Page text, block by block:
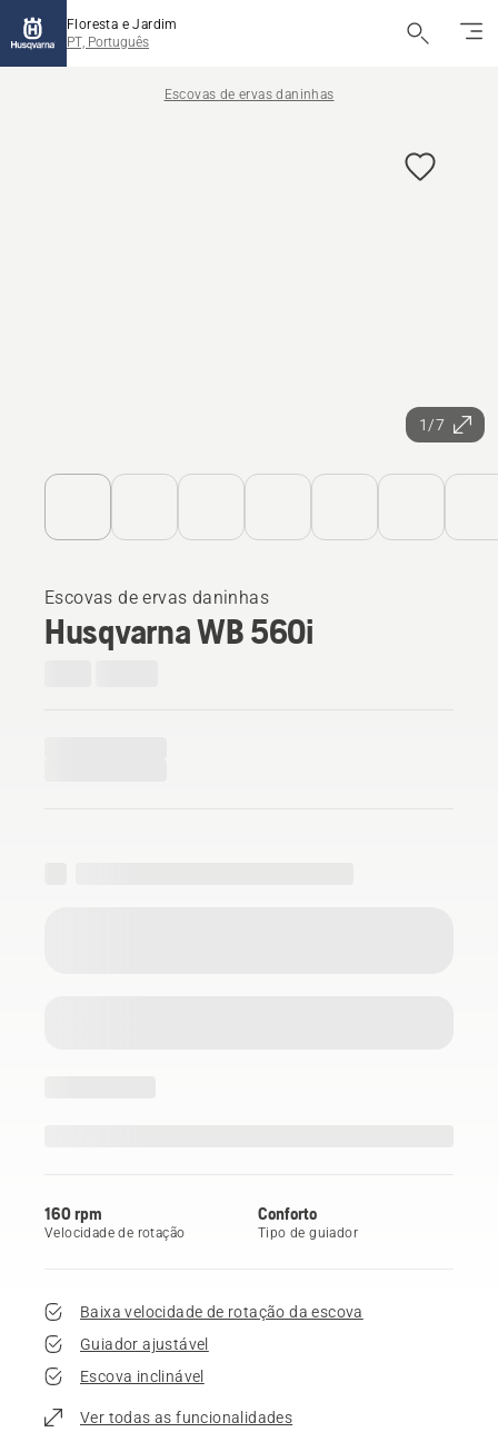
Floresta e Jardim
PT, Português
Escovas de ervas daninhas
1/7
Escovas de ervas daninhas
Husqvarna WB 560i
160 rpm
Velocidade de rotação
Conforto
Tipo de guiador
Baixa velocidade de rotação da escova
Guiador ajustável
Escova inclinável
Ver todas as funcionalidades